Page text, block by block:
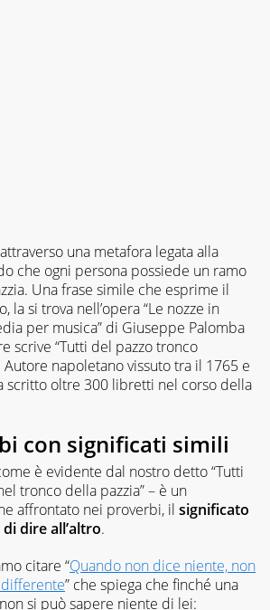
una metafora legata alla
che ogni persona possiede un ramo
Una frase simile che esprime il
la si trova nell’opera “Le nozze in
per musica” di Giuseppe Palomba
scrive “Tutti del pazzo tronco
napoletano vissuto tra il 1765 e
scritto oltre 300 libretti nel corso della
con significati simili
è evidente dal nostro detto “Tutti
tronco della pazzia” – è un
affrontato nei proverbi, il significato
dire all’altro.
citare “Quando non dice niente, non
” che spiega che finché una
si può sapere niente di lei: